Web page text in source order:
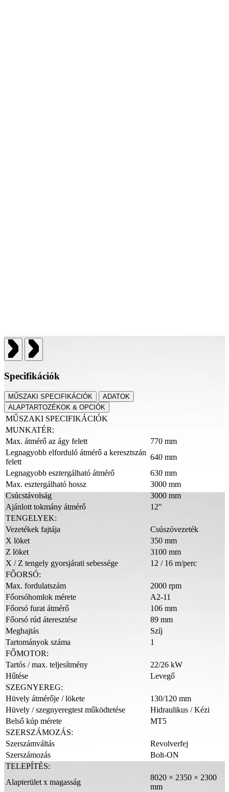
Specifikációk
MŰSZAKI SPECIFIKÁCIÓK
ADATOK
ALAPTARTOZÉKOK & OPCIÓK
MŰSZAKI SPECIFIKÁCIÓK
MUNKATÉR:
Max. átmérő az ágy felett
770 mm
Legnagyobb elforduló átmérő a keresztszán
felett
640 mm
Legnagyobb esztergálható átmérő
630 mm
Max. esztergálható hossz
3000 mm
Csúcstávolság
3000 mm
Ajánlott tokmány átmérő
12"
TENGELYEK:
Vezetékek fajtája
Csúszóvezeték
X löket
350 mm
Z löket
3100 mm
X / Z tengely gyorsjárati sebessége
12 / 16 m/perc
FŐORSÓ:
Max. fordulatszám
2000 rpm
Főorsóhomlok mérete
A2-11
Főorsó furat átmérő
106 mm
Főorsó rúd áteresztése
89 mm
Meghajtás
Szíj
Tartományok száma
1
FŐMOTOR:
Tartós / max. teljesítmény
22/26 kW
Hűtése
Levegő
SZEGNYEREG:
Hüvely átmérője / lökete
130/120 mm
Hüvely / szegnyeregtest működtetése
Hidraulikus / Kézi
Belső kúp mérete
MT5
SZERSZÁMOZÁS:
Szerszámváltás
Revolverfej
Szerszámozás
Bolt-ON
TELEPÍTÉS:
Alapterület x magasság
8020 × 2350 × 2300
mm